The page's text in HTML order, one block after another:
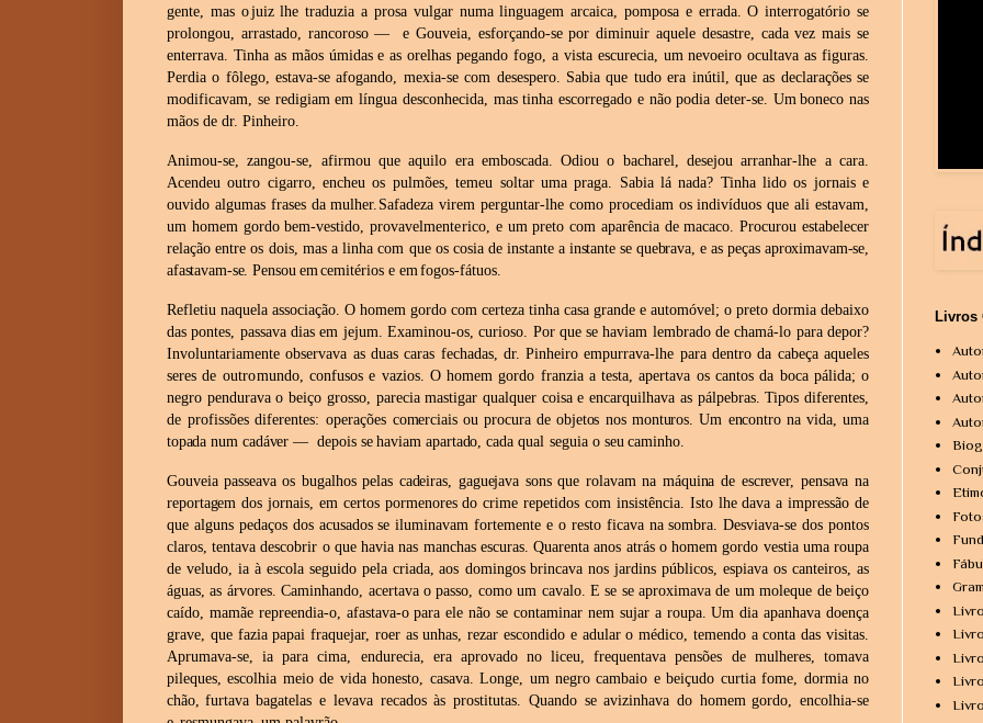
gente, mas ojuiz lhe traduzia a prosa vulgar numa linguagem arcaica, pomposa e errada. O interrogatório se
prolongou, arrastado,
rancoroso — e Gouveia, esforçando-se por diminuir aquele desastre, cada vez mais se
enterrava. Tinha as mãos úmidas e as orelhas pegando fogo, a vista escurecia, um nevoeiro ocultava as figuras.
Perdia o fôlego, estava-se afogando, mexia-se com desespero. Sabia que tudo era inútil, que as declarações se
modificavam, se redigiam em língua desconhecida, mas tinha escorregado e não podia deter-se. Um boneco nas
mãos de dr. Pinheiro.
Animou-se, zangou-se, afirmou que aquilo era emboscada. Odiou o bacharel, desejou arranhar-lhe a cara.
Acendeu outro cigarro, encheu os pulmões, temeu soltar uma praga. Sabia lá nada? Tinha lido os jornais e
ouvido algumas frases da mulher. Safadeza virem perguntar-lhe como procediam os indivíduos que ali estavam,
um homem gordo bem-vestido, provavelmenterico, e um preto com aparência de macaco. Procurou estabelecer
relação entre os dois, mas a linha com que os cosia de instante a instante se quebrava, e as peças aproximavam-se,
afastavam-se. Pensou em cemitérios e em fogos-fátuos.
Refletiu naquela associação. O homem gordo com certeza tinha casa grande e automóvel; o preto dormia debaixo
das pontes, passava dias em jejum. Examinou-os, curioso. Por que se haviam lembrado de chamá-lo para depor?
Involuntariamente observava as duas caras fechadas, dr. Pinheiro empurrava-lhe para dentro da cabeça aqueles
seres de outromundo, confusos e vazios. O homem gordo franzia a testa, apertava os cantos da boca pálida; o
negro pendurava o beiço grosso, parecia mastigar qualquer coisa e encarquilhava as pálpebras. Tipos diferentes,
de profissões diferentes: operações comerciais ou procura de objetos nos monturos. Um encontro na vida, uma
topadanum cadáver — depois se haviam apartado, cada qual seguia o seu caminho.
Gouveia passeava os bugalhos pelas cadeiras, gaguejava sons que rolavam na máquina de escrever, pensava na
reportagem dos jornais, em certos pormenores do crime repetidos com insistência. Isto lhe dava a impressão de
que alguns pedaços dos acusados se iluminavam fortemente e o resto ficava na sombra. Desviava-se dos pontos
claros, tentava descobrir o que havia nas manchas escuras. Quarenta anos atrás o homem gordo vestia uma roupa
de veludo, ia à escola seguido pela criada, aos domingos brincava nos jardins públicos, espiava os canteiros, as
águas, as árvores. Caminhando, acertava o passo, como um cavalo. E se se aproximava de um moleque de beiço
caído, mamãe repreendia-o, afastava-o para ele não se contaminar nem sujar a roupa. Um dia apanhava doença
grave, que fazia papai fraquejar, roer as unhas, rezar escondido e adular o médico, temendo a conta das visitas.
Aprumava-se, ia para cima, endurecia, era aprovado no liceu, frequentava pensões de mulheres,
tomava
pileques, escolhia meio de vida honesto, casava. Longe, um negro cambaio e beiçudo curtia fome, dormia no
chão, furtava bagatelas e levava recados às prostitutas. Quando se avizinhava do homem gordo,
encolhia-se
Livros